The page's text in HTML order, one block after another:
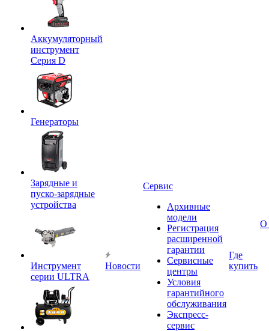
Аккумуляторный
инструмент
Серия D
Генераторы
Зарядные и
пуско-зарядные
устройства
Инструмент
серии ULTRA
Новости
Сервис
Архивные
модели
Регистрация
расширенной
гарантии
Сервисные
центры
Условия
гарантийного
обслуживания
Экспресс-
сервис
Где
купить
О